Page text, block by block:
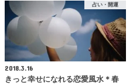
占い・開運
2018.3.16
きっと幸せになれる恋愛風水＊春